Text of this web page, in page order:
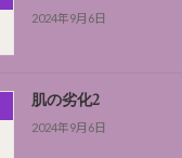
2024年9月6日
肌の劣化2
2024年9月6日